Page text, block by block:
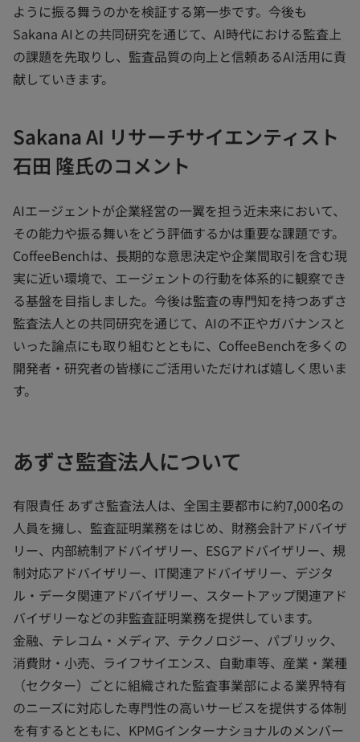
ように振る舞うのかを検証する第一歩です。今後も
Sakana AIとの共同研究を通じて、AI時代における監査上
の課題を先取りし、監査品質の向上と信頼あるAI活用に貢
献していきます。
Sakana AI リサーチサイエンティスト
石田 隆氏のコメント
AIエージェントが企業経営の一翼を担う近未来において、
その能力や振る舞いをどう評価するかは重要な課題です。
CoffeeBenchは、長期的な意思決定や企業間取引を含む現
実に近い環境で、エージェントの行動を体系的に観察でき
る基盤を目指しました。今後は監査の専門知を持つあずさ
監査法人との共同研究を通じて、AIの不正やガバナンスと
いった論点にも取り組むとともに、CoffeeBenchを多くの
開発者・研究者の皆様にご活用いただければ嬉しく思いま
す。
あずさ監査法人について
有限責任 あずさ監査法人は、全国主要都市に約7,000名の
人員を擁し、監査証明業務をはじめ、財務会計アドバイザ
リー、内部統制アドバイザリー、ESGアドバイザリー、規
制対応アドバイザリー、IT関連アドバイザリー、デジタ
ル・データ関連アドバイザリー、スタートアップ関連アド
バイザリーなどの非監査証明業務を提供しています。
金融、テレコム・メディア、テクノロジー、パブリック、
消費財・小売、ライフサイエンス、自動車等、産業・業種
（セクター）ごとに組織された監査事業部による業界特有
のニーズに対応した専門性の高いサービスを提供する体制
を有するとともに、KPMGインターナショナルのメンバー